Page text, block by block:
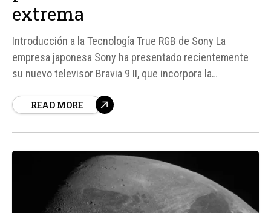
extrema
Introducción a la Tecnología True RGB de Sony La
empresa japonesa Sony ha presentado recientemente
su nuevo televisor Bravia 9 II, que incorpora la
RGB controlada LED a LED que promete una precisión de
READ MORE